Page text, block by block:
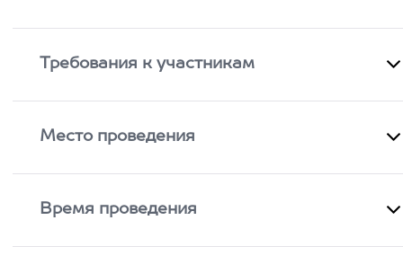
Требования к участникам
Место проведения
Время проведения